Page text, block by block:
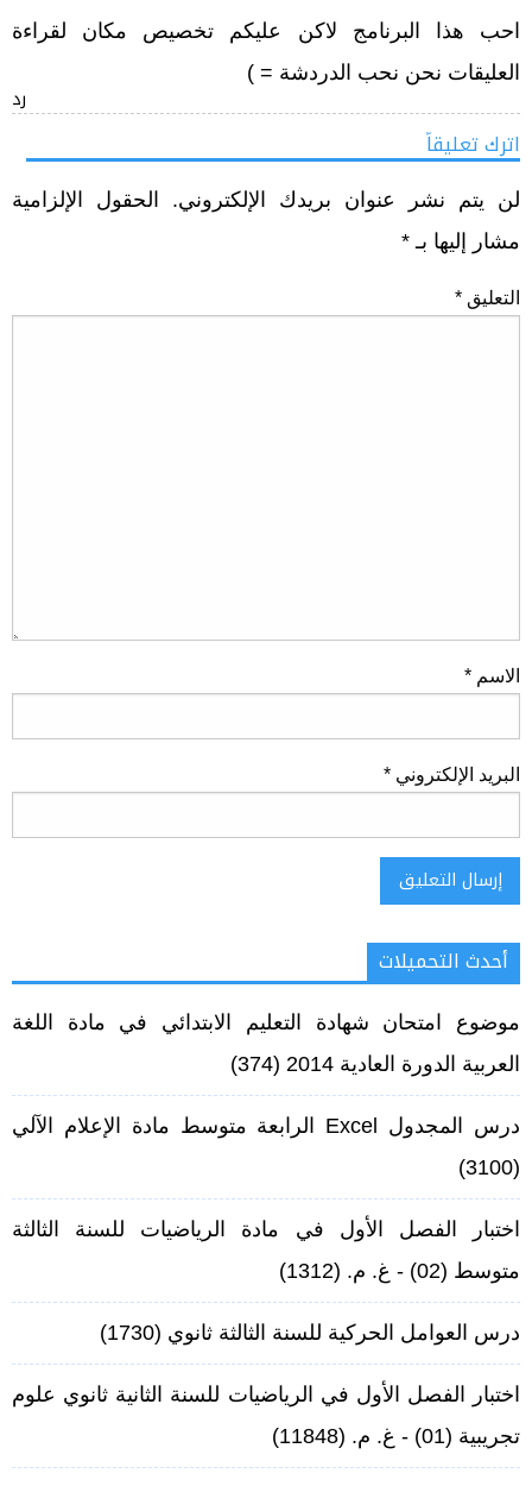
احب هذا البرنامج لاكن عليكم تخصيص مكان لقراءة
العليقات نحن نحب الدردشة = )
رد
اترك تعليقاً
لن يتم نشر عنوان بريدك الإلكتروني.
الحقول الإلزامية
مشار إليها بـ*
التعليق*
الاسم*
البريد الإلكتروني *
Alternative:
أحدث التحميلات
موضوع امتحان شهادة التعليم الابتدائي في مادة اللغة
العربية الدورة العادية 2014
(374)
درس المجدول Excel الرابعة متوسط مادة الإعلام الآلي
اختبار الفصل الأول في مادة الرياضيات للسنة الثالثة
متوسط (02) - غ. م.
(1312)
درس العوامل الحركية للسنة الثالثة ثانوي(1730)
اختبار الفصل الأول في الرياضيات للسنة الثانية ثانوي علوم
تجريبية (01) - غ. م.
(11848)